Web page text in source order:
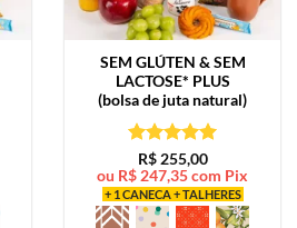
SEM GLÚTEN & SEM
LACTOSE* PLUS
(bolsa de juta natural)
Avaliação5
de 5
R$255,00
ou R$ 247,35com Pix
+ 1 CANECA + TALHERES